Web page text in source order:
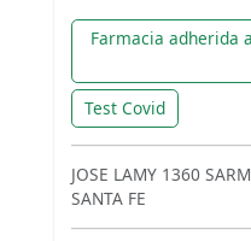
Farmacia adherida
Test Covid
JOSE LAMY 1360
SANTA FE